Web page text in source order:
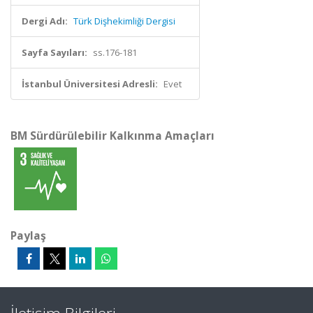
Dergi Adı: Türk Dişhekimliği Dergisi
Sayfa Sayıları: ss.176-181
İstanbul Üniversitesi Adresli: Evet
BM Sürdürülebilir Kalkınma Amaçları
Paylaş